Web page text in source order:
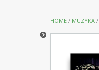
HOME / MUZYKA /